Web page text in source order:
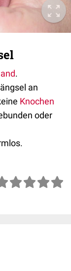
.
an
Knochen
oder